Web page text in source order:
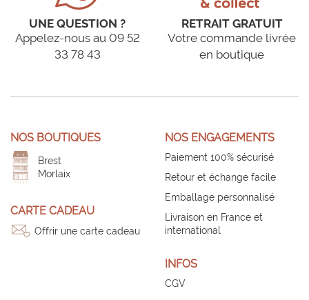
UNE QUESTION ?
Appelez-nous au 09 52
33 78 43
RETRAIT GRATUIT
Votre commande livrée
en boutique
NOS BOUTIQUES
Brest
Morlaix
CARTE CADEAU
Offrir une carte cadeau
NOS ENGAGEMENTS
Paiement 100% sécurisé
Retour et échange facile
Emballage personnalisé
Livraison en France et
international
INFOS
CGV